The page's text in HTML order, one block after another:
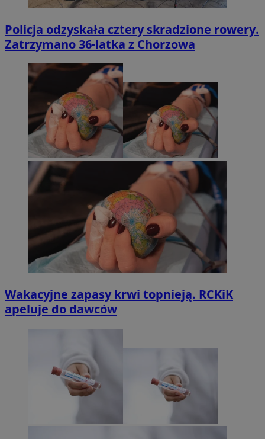
Policja odzyskała cztery skradzione rowery.
Zatrzymano 36-latka z Chorzowa
Wakacyjne zapasy krwi topnieją. RCKiK
apeluje do dawców